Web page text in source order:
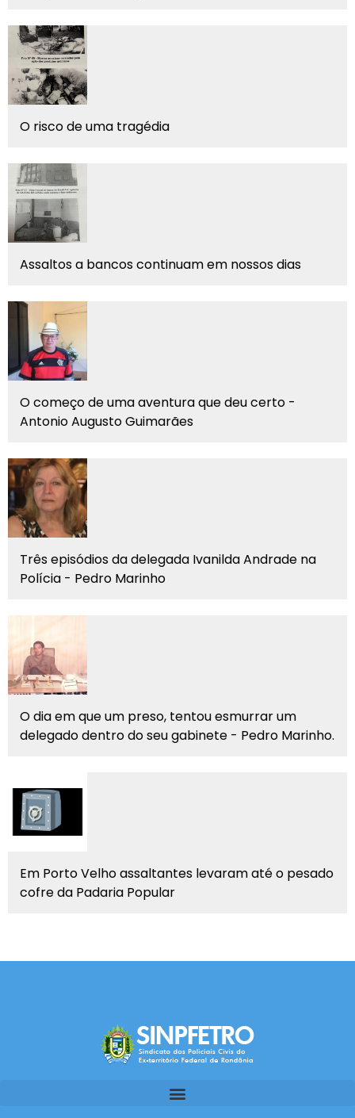
O risco de uma tragédia
Assaltos a bancos continuam em nossos dias
O começo de uma aventura que deu certo -
Antonio Augusto Guimarães
Três episódios da delegada Ivanilda Andrade na
Polícia - Pedro Marinho
O dia em que um preso, tentou esmurrar um
delegado dentro do seu gabinete - Pedro Marinho.
Em Porto Velho assaltantes levaram até o pesado
cofre da Padaria Popular